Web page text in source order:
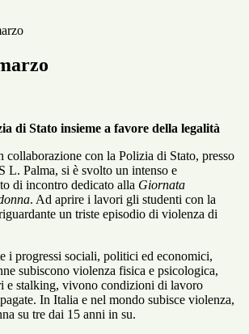
di Stato insieme a favore della legalità
collaborazione con la Polizia di Stato, presso
L. Palma, si è svolto un intenso e
di incontro dedicato alla Giornata
. Ad aprire i lavori gli studenti con la
un triste episodio di violenza di
i progressi sociali, politici ed economici,
subiscono violenza fisica e psicologica,
e stalking, vivono condizioni di lavoro
In Italia e nel mondo subisce violenza,
su tre dai 15 anni in su.